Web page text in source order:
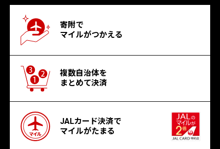
寄附で
マイルがつかえる
複数自治体を
まとめて決済
JALカード決済で
マイルがたまる